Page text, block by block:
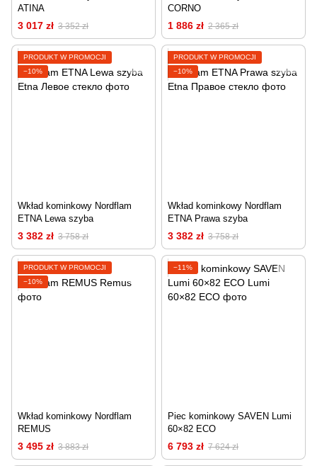
ATINA
3 017 zł 3 352 zł
CORNO
1 886 zł 2 365 zł
PRODUKT W PROMOCJI
−10%
Wkład kominkowy Nordflam
ETNA Lewa szyba
3 382 zł 3 758 zł
PRODUKT W PROMOCJI
−10%
Wkład kominkowy Nordflam
ETNA Prawa szyba
3 382 zł 3 758 zł
PRODUKT W PROMOCJI
−10%
Wkład kominkowy Nordflam
REMUS
3 495 zł 3 883 zł
−11%
Piec kominkowy SAVEN Lumi
60×82 ECO
6 793 zł 7 624 zł